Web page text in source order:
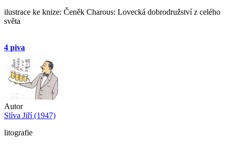
ilustrace ke knize: Čeněk Charous: Lovecká dobrodružství z celého
světa
4 piva
Autor
Slíva Jiří (1947)
litografie